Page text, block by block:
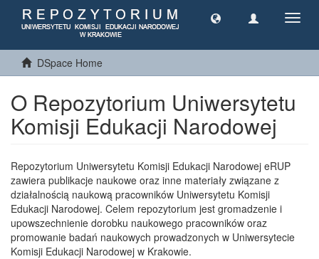
DSpace Home
O Repozytorium Uniwersytetu
Komisji Edukacji Narodowej
Repozytorium Uniwersytetu Komisji Edukacji Narodowej eRUP
zawiera publikacje naukowe oraz inne materiały związane z
działalnością naukową pracowników Uniwersytetu Komisji
Edukacji Narodowej. Celem repozytorium jest gromadzenie i
upowszechnienie dorobku naukowego pracowników oraz
promowanie badań naukowych prowadzonych w Uniwersytecie
Komisji Edukacji Narodowej w Krakowie.